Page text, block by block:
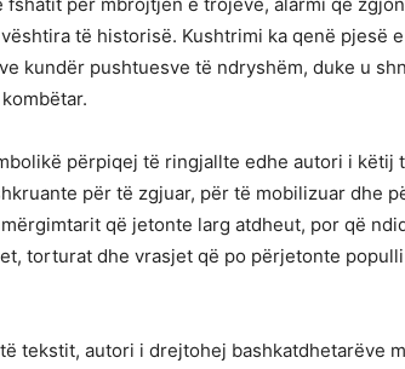
të historisë. Kushtrimi ka qenë pjesë
kundër pushtuesve të ndryshëm, duke u
përpiqej të ringjallte edhe autori i këtij
për të zgjuar, për të mobilizuar dhe
që jetonte larg atdheut, por që
torturat dhe vrasjet që po përjetonte
tekstit, autori i drejtohej bashkatdhetarëve